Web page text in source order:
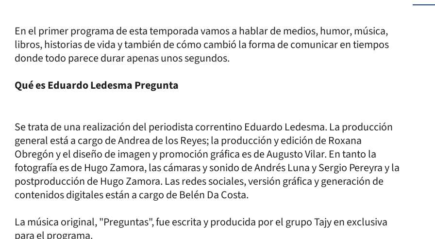
En el primer programa de esta temporada vamos a hablar de medios, humor, música,
libros, historias de vida y también de cómo cambió la forma de comunicar en tiempos
donde todo parece durar apenas unos segundos.
Qué es Eduardo Ledesma Pregunta
Se trata de una realización del periodista correntino Eduardo Ledesma. La producción
general está a cargo de Andrea de los Reyes; la producción y edición de Roxana
Obregón y el diseño de imagen y promoción gráfica es de Augusto Vilar. En tanto la
fotografía es de Hugo Zamora, las cámaras y sonido de Andrés Luna y Sergio Pereyra y la
postproducción de Hugo Zamora. Las redes sociales, versión gráfica y generación de
contenidos digitales están a cargo de Belén Da Costa.
La música original, "Preguntas", fue escrita y producida por el grupo Tajy en exclusiva
para el programa.